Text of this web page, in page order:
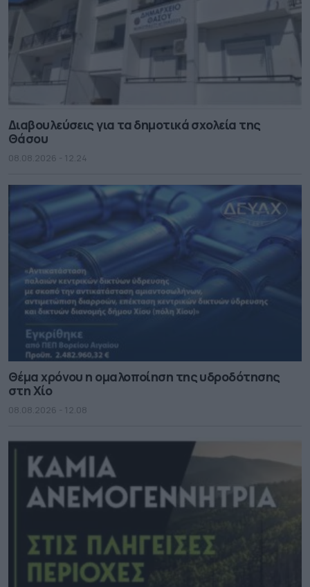
Διαβουλεύσεις για τα δημοτικά σχολεία της
Θάσου
08.08.2026 - 12.24
Θέμα χρόνου η ομαλοποίηση της υδροδότησης
στη Χίο
08.08.2026 - 12.08